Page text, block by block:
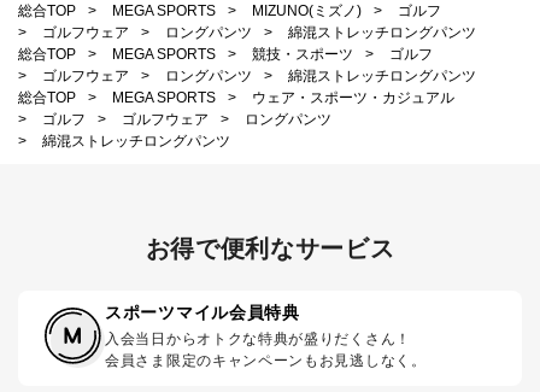
総合TOP > MEGA SPORTS > MIZUNO(ミズノ) >
ゴルフ
>
ゴルフウェア > ロングパンツ >
綿混ストレッチロングパンツ
総合TOP
> MEGA SPORTS > 競技・スポーツ >
ゴルフ
>
ゴルフウェア > ロングパンツ >
綿混ストレッチロングパンツ
総合TOP
> MEGA SPORTS >
ウェア・スポーツ・カジュアル
>
ゴルフ > ゴルフウェア >
ロングパンツ
>
綿混ストレッチロングパンツ
お得で便利なサービス
スポーツマイル会員特典
入会当日からオトクな特典が盛りだくさん！
会員さま限定のキャンペーンもお見逃しなく。